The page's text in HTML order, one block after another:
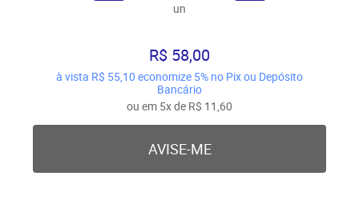
un
R$ 58,00
à vista R$ 55,10 economize 5% no Pix ou Depósito
Bancário
ou em 5xde R$ 11,60
AVISE-ME